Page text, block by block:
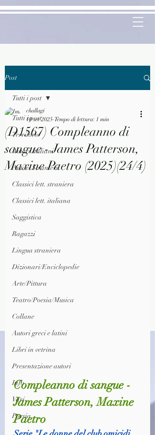
Post
Tutti i post
Territorio
Autori Italiani
Autori Stranieri
Classici lett. straniera
Classici lett. italiana
Saggistica
Ragazzi
Lingua straniera
Dizionari/Enciclopedie
Arte/Pittura
Teatro/Poesia/Musica
Collane
Autori greci e latini
Libri in vetrina
Presentazione autori
Info
Vari
Poesia
Tutti i post
(D1567) Compleanno di
sangue - James Patterson,
Maxine Paetro (2025)(24/4)
challagi
10 set 2025 Tempo di lettura: 1 min
Compleanno di sangue -
James Patterson, Maxine
Paetro